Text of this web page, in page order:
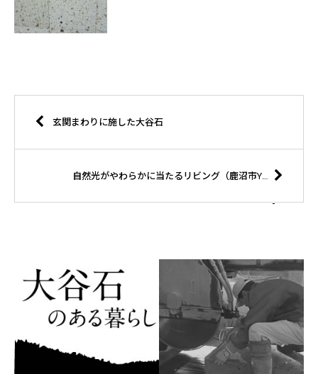
玄関まわりに施した大谷石
自然光がやわらかに当たるリビング（鹿沼市Y様邸）